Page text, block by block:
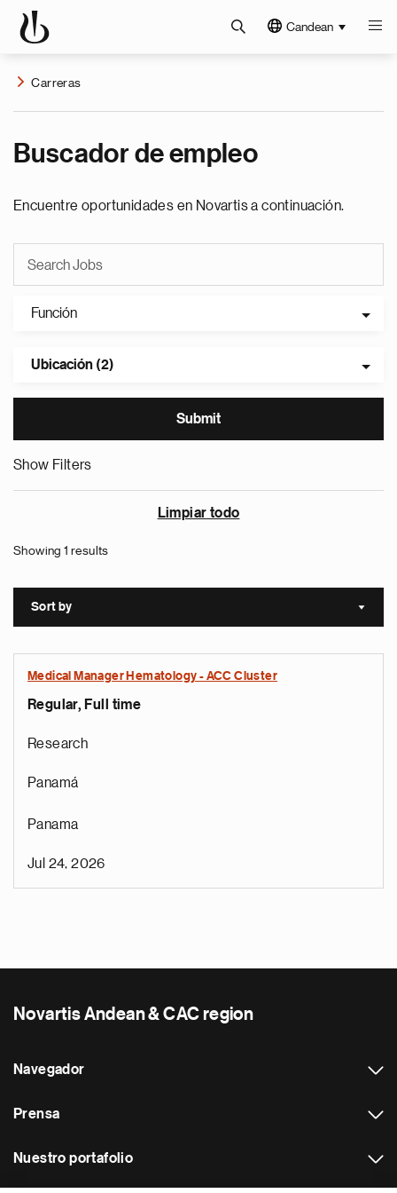
Candean
Carreras
Buscador de empleo
Encuentre oportunidades en Novartis a continuación.
Función
Ubicación (2)
Show Filters
Limpiar todo
Showing 1 results
Sort by Sort
Medical Manager Hematology - ACC Cluster
Regular, Full time
Research
Panamá
Panama
Jul 24, 2026
Novartis Andean & CAC region
Navegador
Prensa
Nuestro portafolio